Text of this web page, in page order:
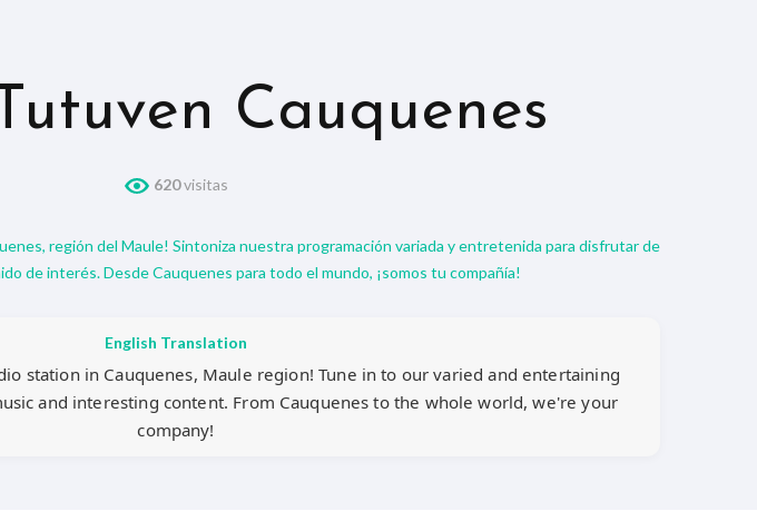
Cauquenes
620visitas
región del Maule! Sintoniza nuestra programación variada y entretenida para disfrutar de
de interés. Desde Cauquenes para todo el mundo, ¡somos tu compañía!
English Translation
station in Cauquenes, Maule region! Tune in to our varied and entertaining
and interesting content. From Cauquenes to the whole world, we're your
company!